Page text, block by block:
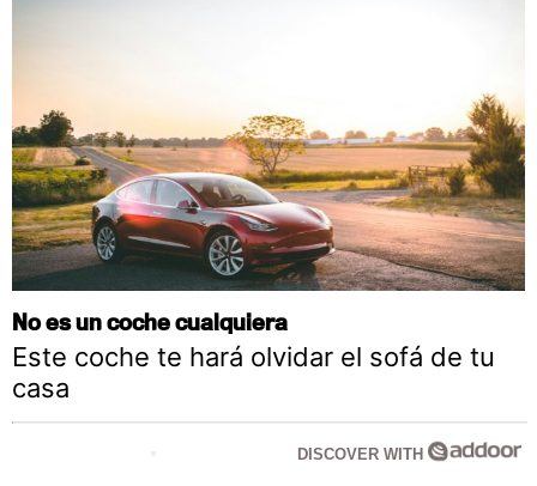
No es un coche cualquiera
Este coche te hará olvidar el sofá de tu
casa
DISCOVER WITH